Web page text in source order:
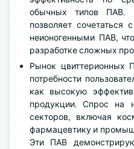
обычных типов ПАВ.
позволяет
неионогенными ПАВ,
разработке сложных
Рынок цвиттерионных
потребности
как высокую
продукции. Спрос на
секторов, включая
фармацевтику и
Эти ПАВ